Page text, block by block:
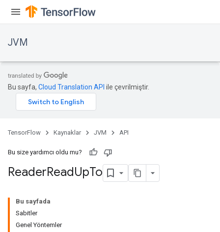
JVM
Bu sayfa, Cloud Translation API ile çevrilmiştir.
TensorFlow Kaynaklar JVM API
Bu size yardımcı oldu mu?
ReaderReadUpTo
Bu sayfada
Sabitler
Genel Yöntemler